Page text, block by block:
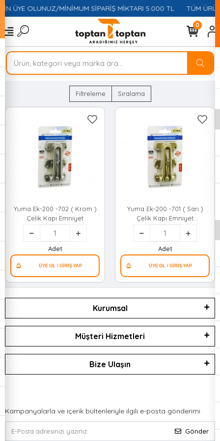
ÜYE OLUNUZ/MİNİMUM SİPARİŞ MİKTARI 5.000 TL TÜM
0
Filtreleme Sıralama
Yuma Ek-200 -702 ( Krom )
Çelik Kapı Emniyet
Kelepçe*60
Adet
Yuma Ek-200 -701 ( Sarı )
Çelik Kapı Emniyet
Kelepçe*60
Adet
Kurumsal
Müşteri Hizmetleri
Bize Ulaşın
Kampanyalarla ve içerik bültenleriyle ilgili e-posta gönderimi
Gönder